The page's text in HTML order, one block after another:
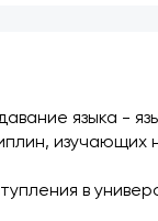
языка -
изучающих
в